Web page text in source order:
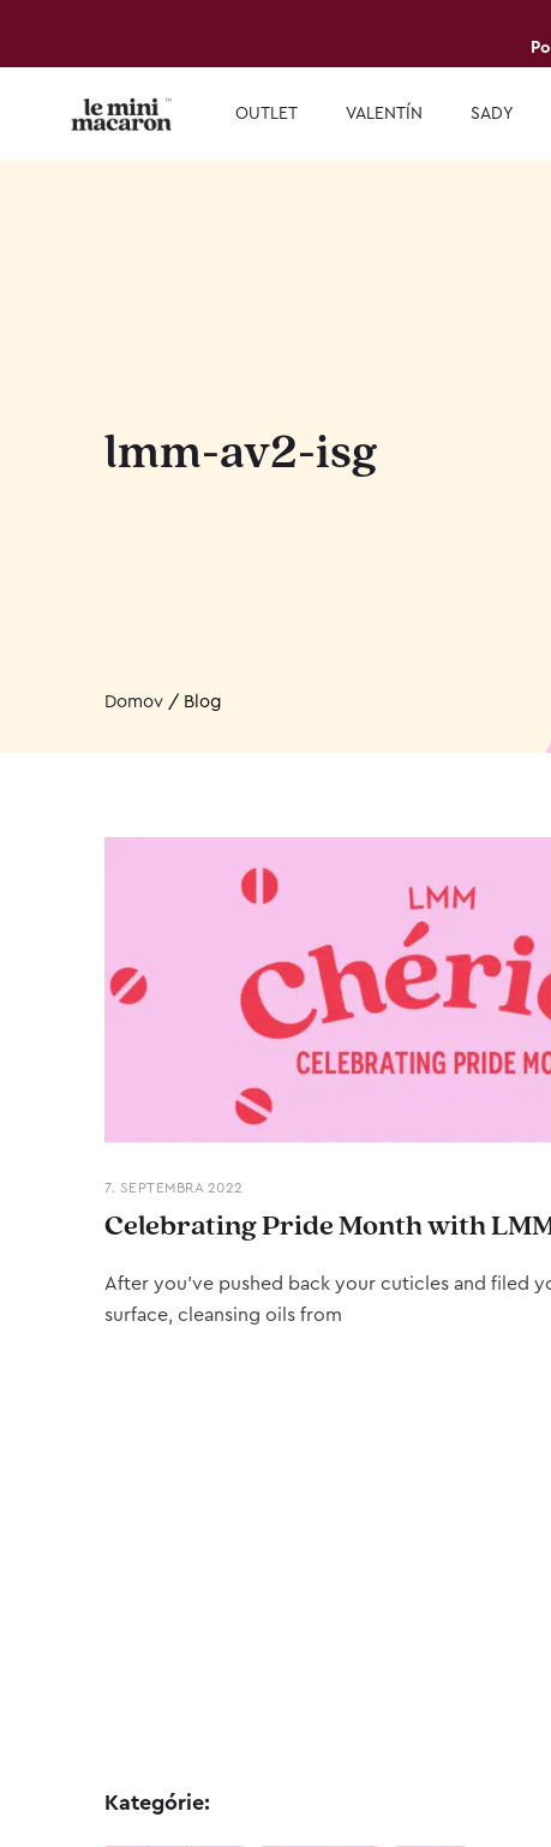
OUTLET VALENTÍN SADY
lmm-av2-isg
Domov / Blog
7. SEPTEMBRA 2022
Celebrating Pride Month with
After you’ve pushed back your cuticles and filed
surface, cleansing oils from
Kategórie: